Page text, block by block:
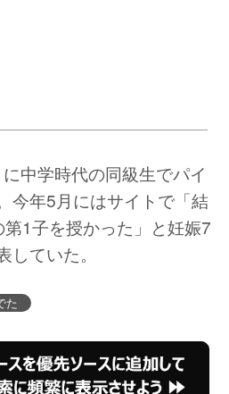
中学時代の同級生でパイ
今年5月にはサイトで「結
1子を授かった」と妊娠7
ていた。
た